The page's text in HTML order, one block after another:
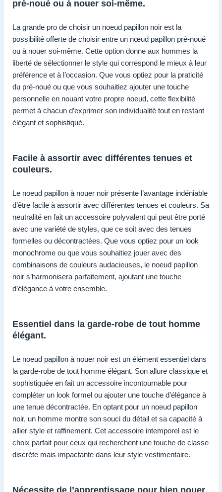
pré-noué ou à nouer soi-même.
La grande pro de choisir un noeud papillon noir est la
possibilité offerte de choisir entre un nœud papillon pré-noué
ou à nouer soi-même. Cette option donne aux hommes la
liberté de sélectionner le style qui correspond le mieux à leur
préférence et à l’occasion. Que vous optiez pour la praticité
du pré-noué ou que vous souhaitiez ajouter une touche
personnelle en nouant votre propre noeud, cette flexibilité
permet à chacun d’exprimer son individualité tout en restant
élégant et sophistiqué.
Facile à assortir avec différentes tenues et
couleurs.
Le noeud papillon à nouer noir présente l’avantage indéniable
d’être facile à assortir avec différentes tenues et couleurs. Sa
neutralité en fait un accessoire polyvalent qui peut être porté
avec une variété de styles, que ce soit avec des tenues
formelles ou décontractées. Que vous optiez pour un look
monochrome ou que vous souhaitiez jouer avec des
combinaisons de couleurs audacieuses, le noeud papillon
noir s’harmonisera parfaitement, ajoutant une touche
d’élégance à votre ensemble.
Essentiel dans la garde-robe de tout homme
élégant.
Le noeud papillon à nouer noir est un élément essentiel dans
la garde-robe de tout homme élégant. Son allure classique et
sophistiquée en fait un accessoire incontournable pour
compléter un look formel ou ajouter une touche d’élégance à
une tenue décontractée. En optant pour un noeud papillon
noir, un homme montre son souci du détail et sa capacité à
allier style et raffinement. Cet accessoire intemporel est le
choix parfait pour ceux qui recherchent une touche de classe
discrète mais impactante dans leur style vestimentaire.
Nécessite de l’apprentissage pour bien nouer